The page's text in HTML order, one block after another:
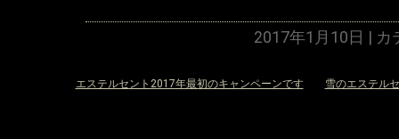
2017年1月10日 | カ
エステルセント2017年最初のキャンペーンです 雪のエステル